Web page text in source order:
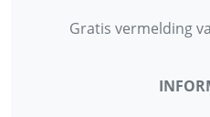
Gratis vermelding